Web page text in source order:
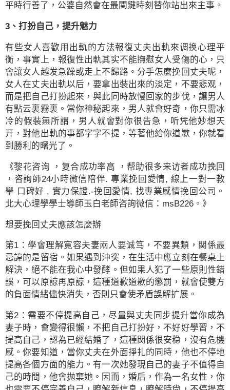
平時行善了，公婆自然會在最関鍵時刻替你站出來主事。
3、打扮自己，提升魅力
有些女人喜歡用出軌的方法報復丈夫出軌來调换心理平
衡，事實上，報復性出軌其实不能撫慰女人受傷的心，只
會讓女人越发急躁或走上不歸路。分手怎麼挽回丈夫呢，
女人在丈夫出軌以后，要拿出裝出來的淡定，不要悲观，
而是把自己打扮起來，與此同時放慢回家的步伐，讓男人
有點云裏霧裏。當你神秘起來，男人就會好奇，你只需冰
冷的假裝無所謂，男人就會對你很告急，听凭他妙想天
开，對他出軌的事都字字不提，等著他給你道歉，你就看
到勝利的曙光了。
《黎花咨询 ，复合成功率高 ，帮助很多来访者成功挽回
，咨詢師24小時微信陪伴. 專業挽回愛情, 線上一對一教
學 口碑好 , 實力保證.-挽回愛情, 找專業感情挽回公司。
北大心理學學士導師玉白老師咨詢微信：msB226。》
想要挽回丈夫應該怎麼辦
第1：學會理解寛容夫妻兩人要诚笃，不要異類，関係最
忌諱的是留宿。如果遇到沖突，在生活中應立刻在餐桌上
解決，絕不能在我心中發酵。但如果人犯了一些原則性錯
誤，可以原諒再原諒，這種道歉道歉的懲罰，就會使雙方
的負面情緒儘快消失，否則只會使矛盾誤解扩展。
第2：需要不停提高自己，尽量與丈夫同步提升當你成為
妻子時，會變得很懶，不把自己打扮好，不好好學習，不
提高自己，認為已經結婚了，這種関係很安稳，沒有危機
感。你要知道，當你丈夫在外面掙扎的同時，他也不停地
提高各個方面的能力。有一次她發現自己的妻子不值得自
己的時間，他會拋棄她。因而，婚后，作為一名女性，你